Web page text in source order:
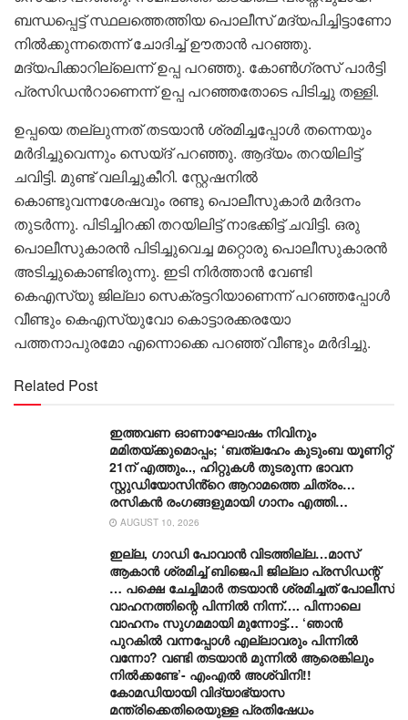
ബന്ധപ്പെട്ട് സ്ഥലത്തെത്തിയ പൊലീസ് മദ്യപിച്ചിട്ടാണോ
നിൽക്കുന്നതെന്ന് ചോദിച്ച് ഊതാൻ പറഞ്ഞു.
മദ്യപിക്കാറില്ലെന്ന് ഉപ്പ പറഞ്ഞു. കോണ്‍ഗ്രസ് പാര്‍ട്ടി
പ്രസിഡന്‍റാണെന്ന് ഉപ്പ പറ‍ഞ്ഞതോടെ പിടിച്ചു തള്ളി.
ഉപ്പയെ തല്ലുന്നത് തടയാൻ ശ്രമിച്ചപ്പോള്‍ തന്നെയും
മര്‍ദിച്ചുവെന്നും സെയ്ദ് പറഞ്ഞു. ആദ്യം തറയിലിട്ട്
ചവിട്ടി. മുണ്ട് വലിച്ചുകീറി. സ്റ്റേഷനിൽ
കൊണ്ടുവന്നശേഷവും രണ്ടു പൊലീസുകാര്‍ മര്‍ദനം
തുടര്‍ന്നു. പിടിച്ചിറക്കി തറയിലിട്ട് നാഭക്കിട്ട് ചവിട്ടി. ഒരു
പൊലീസുകാരൻ പിടിച്ചുവെച്ച മറ്റൊരു പൊലീസുകാരൻ
അടിച്ചുകൊണ്ടിരുന്നു. ഇടി നിര്‍ത്താൻ വേണ്ടി
കെഎസ്‍യു ജില്ലാ സെക്രട്ടറിയാണെന്ന് പറഞ്ഞപ്പോള്‍
വീണ്ടും കെഎസ്‍യുവോ കൊട്ടാരക്കരയോ
പത്തനാപുരമോ എന്നൊക്കെ പറഞ്ഞ് വീണ്ടും മര്‍ദിച്ചു.
Related Post
ഇത്തവണ ഓണാഘോഷം നിവിനും
മമിതയ്ക്കുമൊപ്പം; ‘ബത്‍ലഹേം കുടുംബ യൂണിറ്റ്
21ന് എത്തും.., ഹിറ്റുകൾ തുടരുന്ന ഭാവന
സ്റ്റുഡിയോസിൻ്റെ ആറാമത്തെ ചിത്രം…
രസികൻ രംഗങ്ങളുമായി ഗാനം എത്തി…
AUGUST 10, 2026
ഇല്ല, ​ഗാഡി പോവാൻ വിടത്തില്ല…മാസ്
ആകാൻ ശ്രമിച്ച് ബിജെപി ജില്ലാ പ്രസിഡന്റ്
… പക്ഷെ ചേച്ചിമാർ തടയാൻ ശ്രമിച്ചത് പോലീസ്
വാഹനത്തിന്റെ പിന്നിൽ നിന്ന്…. പിന്നാലെ
വാഹനം സു​ഗമമായി മുന്നോട്ട്… ‘ഞാൻ
പുറകിൽ വന്നപ്പോൾ എല്ലാവരും പിന്നിൽ
വന്നോ? വണ്ടി തടയാൻ മുന്നിൽ ആരെങ്കിലും
നിൽക്കണ്ടേ’- എംഎൽ അശ്വിനി!!
കോമഡിയായി വിദ്യാഭ്യാസ
മന്ത്രിക്കെതിരെയുള്ള പ്രതിഷേധം